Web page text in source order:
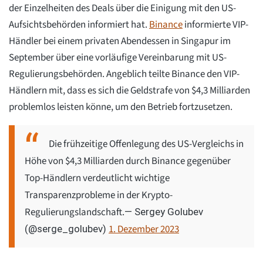
der Einzelheiten des Deals über die Einigung mit den US-
Aufsichtsbehörden informiert hat.Binanceinformierte VIP-
Händler bei einem privaten Abendessen in Singapur im
September über eine vorläufige Vereinbarung mit US-
Regulierungsbehörden. Angeblich teilte Binance den VIP-
Händlern mit, dass es sich die Geldstrafe von $4,3 Milliarden
problemlos leisten könne, um den Betrieb fortzusetzen.
Die frühzeitige Offenlegung des US-Vergleichs in
Höhe von $4,3 Milliarden durch Binance gegenüber
Top-Händlern verdeutlicht wichtige
Transparenzprobleme in der Krypto-
Regulierungslandschaft.— Sergey Golubev
(@serge_golubev) 1. Dezember 2023